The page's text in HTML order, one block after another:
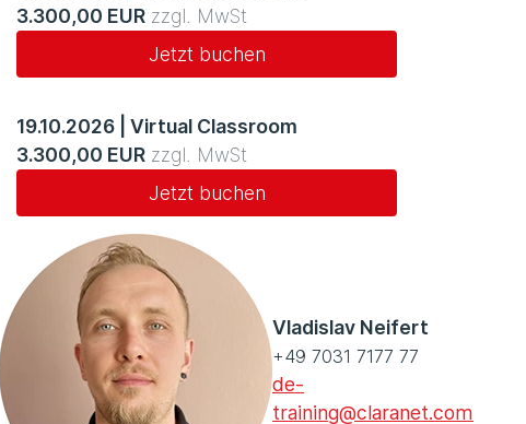
3.300,00 EUR zzgl. MwSt
Jetzt buchen
19.10.2026
Virtual Classroom
3.300,00 EUR zzgl. MwSt
Jetzt buchen
Vladislav Neifert
+49 7031 7177 77
de-
training@claranet.com